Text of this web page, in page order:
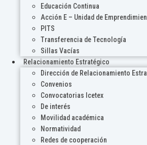
Educación Continua
Acción E – Unidad de
PITS
Transferencia de Tecnología
Sillas Vacías
Relacionamiento Estratégico
Dirección de Relacionamiento
Convenios
Convocatorias Icetex
De interés
Movilidad académica
Normatividad
Redes de cooperación